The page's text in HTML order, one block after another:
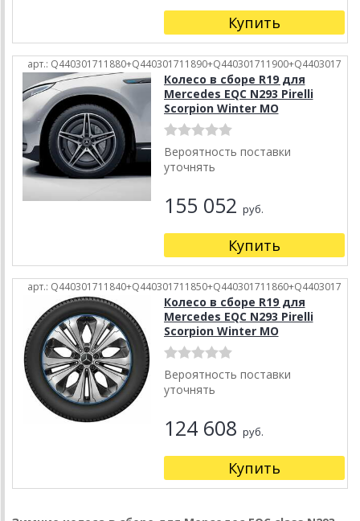
Купить
арт.: Q440301711880+Q440301711890+Q440301711900+Q4403017
Колесо в сборе R19 для
Mercedes EQC N293 Pirelli
Scorpion Winter MO
Вероятность поставки
уточнять
155 052 руб.
Купить
арт.: Q440301711840+Q440301711850+Q440301711860+Q4403017
Колесо в сборе R19 для
Mercedes EQC N293 Pirelli
Scorpion Winter MO
Вероятность поставки
уточнять
124 608 руб.
Купить